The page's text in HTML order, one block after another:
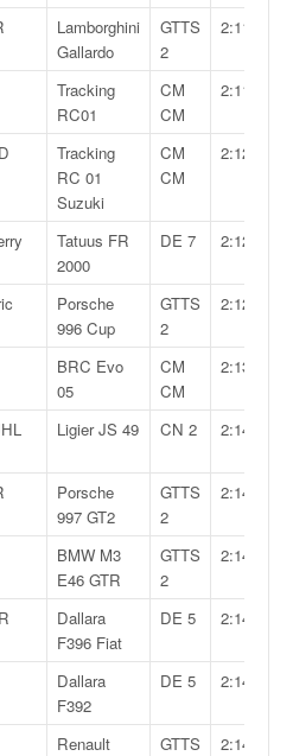
Lamborghini
Gallardo
GTTS
2
2:11,501
Tracking
RC01
CM
CM
2:11,913
Tracking
RC 01
Suzuki
CM
CM
2:12,562
Tatuus FR
2000
DE 7 2:12,820
Porsche
996 Cup
GTTS
2
2:12,915
BRC Evo
05
CM
CM
2:13,660
Ligier JS 49 CN 2 2:14,118
Porsche
997 GT2
GTTS
2
2:14,374
BMW M3
E46 GTR
GTTS
2
2:14,502
Dallara
F396 Fiat
DE 5 2:14,586
Dallara
F392
DE 5 2:14,746
Renault
GTTS
2:14,819